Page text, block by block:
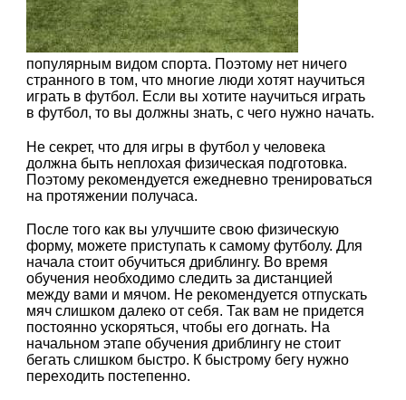
популярным видом спорта. Поэтому нет ничего
странного в том, что многие люди хотят научиться
играть в футбол. Если вы хотите научиться играть
в футбол, то вы должны знать, с чего нужно начать.
Не секрет, что для игры в футбол у человека
должна быть неплохая физическая подготовка.
Поэтому рекомендуется ежедневно тренироваться
на протяжении получаса.
После того как вы улучшите свою физическую
форму, можете приступать к самому футболу. Для
начала стоит обучиться дриблингу. Во время
обучения необходимо следить за дистанцией
между вами и мячом. Не рекомендуется отпускать
мяч слишком далеко от себя. Так вам не придется
постоянно ускоряться, чтобы его догнать. На
начальном этапе обучения дриблингу не стоит
бегать слишком быстро. К быстрому бегу нужно
переходить постепенно.